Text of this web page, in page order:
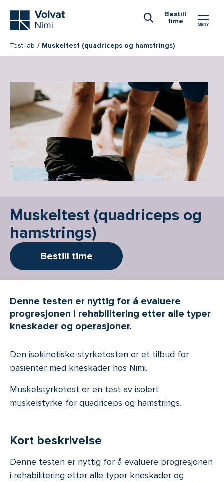
Bestill
time
Test-lab Muskeltest (quadriceps og hamstrings)
Muskeltest (quadriceps og
hamstrings)
Bestill time
Denne testen er nyttig for å evaluere
progresjonen i rehabilitering etter alle typer
kneskader og operasjoner.
Den isokinetiske styrketesten er et tilbud for
pasienter med kneskader hos Nimi.
Muskelstyrketest er en test av isolert
muskelstyrke for quadriceps og hamstrings.
Kort beskrivelse
Denne testen er nyttig for å evaluere progresjonen
i rehabilitering etter alle typer kneskader og